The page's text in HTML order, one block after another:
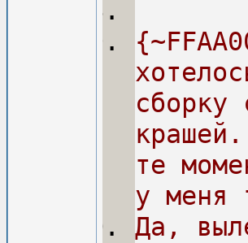
те
у меня
Да,